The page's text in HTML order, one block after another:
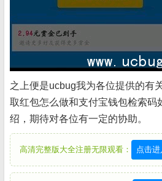
之上便是ucbug我为各位提供的有
取红包怎么做和支付宝钱包检索码
绍，期待对各位有一定的协助。
高清完整版大全注册无限观看： 点击进